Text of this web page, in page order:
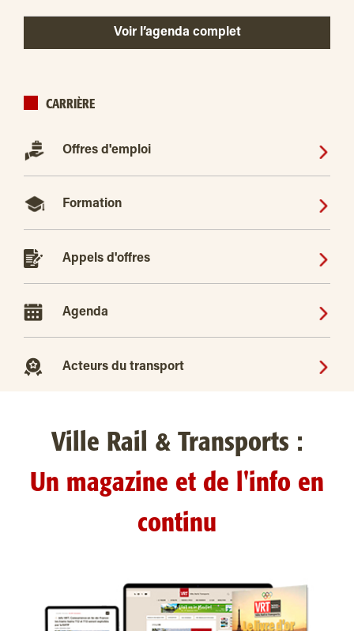
Voir l’agenda complet
CARRIÈRE
Offres d'emploi
Formation
Appels d'offres
Agenda
Acteurs du transport
Ville Rail & Transports :
Un magazine et de l'info en
continu